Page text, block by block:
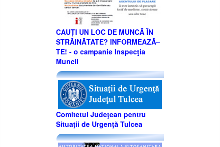
CAUȚI UN LOC DE MUNCĂ ÎN
STRĂINĂTATE? INFORMEAZĂ–
TE! - o campanie Inspecţia
Muncii
Comitetul Judeţean pentru
Situaţii de Urgenţă Tulcea